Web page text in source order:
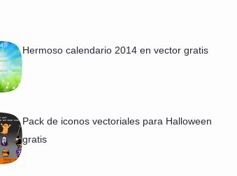
Hermoso calendario 2014 en vector gratis
Pack de iconos vectoriales para Halloween
gratis